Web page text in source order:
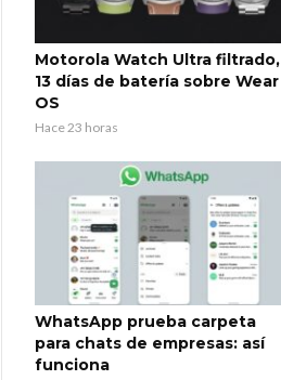
Motorola Watch Ultra filtrado,
13 días de batería sobre Wear
OS
Hace 23 horas
WhatsApp prueba carpeta
para chats de empresas: así
funciona